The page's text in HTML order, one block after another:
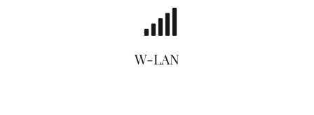
W-LAN